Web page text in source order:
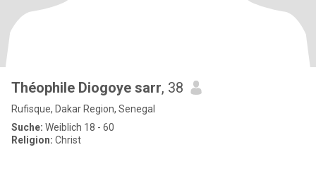
Théophile Diogoye sarr, 38
Rufisque, Dakar Region, Senegal
Suche: Weiblich 18 - 60
Religion: Christ